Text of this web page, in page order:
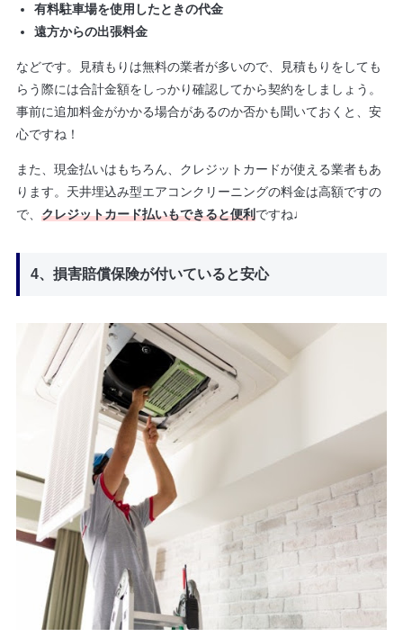
有料駐車場を使用したときの代金
遠方からの出張料金
などです。見積もりは無料の業者が多いので、見積もりをしても
らう際には合計金額をしっかり確認してから契約をしましょう。
事前に追加料金がかかる場合があるのか否かも聞いておくと、安
心ですね！
また、現金払いはもちろん、クレジットカードが使える業者もあ
ります。天井埋込み型エアコンクリーニングの料金は高額ですの
で、 クレジットカード払いもできると便利ですね♩
4、損害賠償保険が付いていると安心